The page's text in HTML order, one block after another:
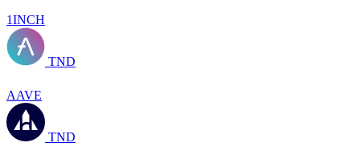
1INCH
TND
AAVE
TND